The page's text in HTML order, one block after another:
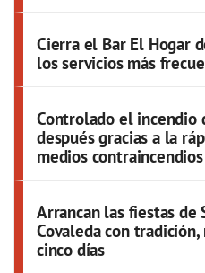
Cierra el Bar El Hogar
los servicios más
Controlado el incendio
después gracias a la
medios contraincendios
Arrancan las fiestas de
Covaleda con
cinco días